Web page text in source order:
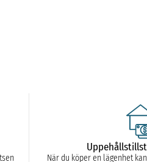
När du köper en lägenhet